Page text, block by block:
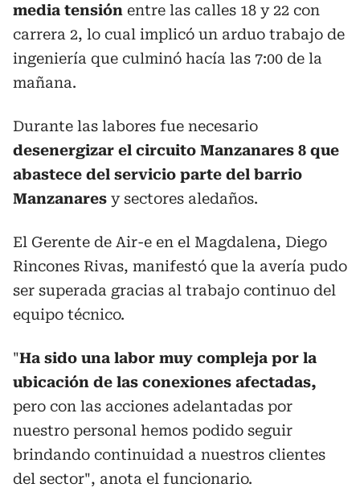
media tensión entre las calles 18 y 22 con
carrera 2, lo cual implicó un arduo trabajo de
ingeniería que culminó hacía las 7:00 de la
mañana.
Durante las labores fue necesario
desenergizar el circuito Manzanares 8 que
abastece del servicio parte del barrio
Manzanares y sectores aledaños.
El Gerente de Air-e en el Magdalena, Diego
Rincones Rivas, manifestó que la avería pudo
ser superada gracias al trabajo continuo del
equipo técnico.
"Ha sido una labor muy compleja por la
ubicación de las conexiones afectadas,
pero con las acciones adelantadas por
nuestro personal hemos podido seguir
brindando continuidad a nuestros clientes
del sector", anota el funcionario.